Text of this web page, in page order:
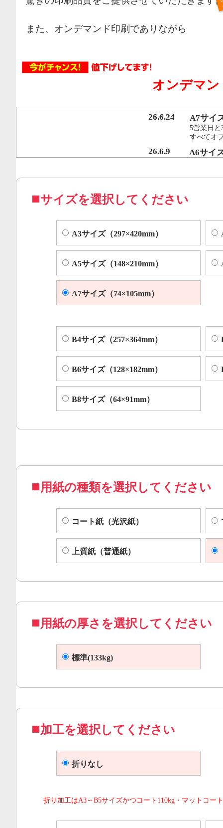
また、オンデマンド印刷でありながら
行うことで、従来のオンデマンド印刷機より
オフセット印刷に近い品質を実現いたしまし
コピー機やレーザープリンター等によくある色ムラや汚
オンデマン
26.6.24 A7サイ
5営業日と
すべてオ
26.6.9 A6サイ
サイズを選択してください
A3サイズ（297×420mm）
A5サイズ（148×210mm）
A7サイズ（74×105mm）
B4サイズ（257×364mm）
B6サイズ（128×182mm）
B8サイズ（64×91mm）
用紙の種類を選択してください
コート紙（光沢紙）
上質紙（普通紙）
用紙の厚さを選択してください
標準(133kg)
加工を選択してください
折りなし
折り加工はA3～B5サイズかつコート110kg・マットコー